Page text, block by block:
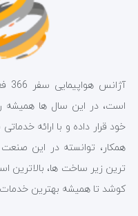
است، در این سال ها همیشه
خود قرار داده و با ارائه
ترین زیر ساخت ها، بالاترین
کوشد تا همیشه بهترین خدمات